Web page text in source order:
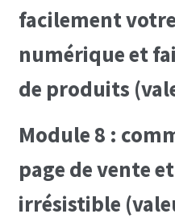
facilement
numérique et
de produits
Module 8 :
page de vente
irrésistible